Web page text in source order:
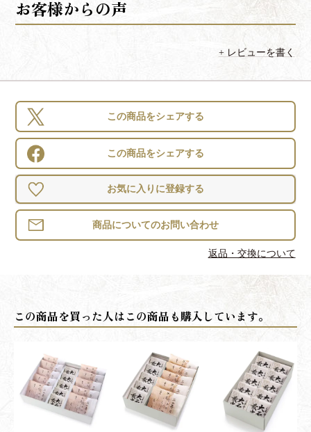
レビューを書く
この商品をシェアする
この商品をシェアする
お気に入りに登録する
返品・交換について